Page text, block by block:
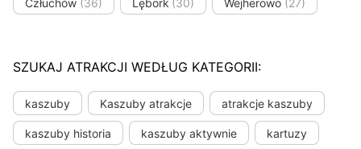
SZUKAJ ATRAKCJI WEDŁUG KATEGORII:
kaszuby Kaszuby atrakcje atrakcje kaszuby
kaszuby historia kaszuby aktywnie kartuzy